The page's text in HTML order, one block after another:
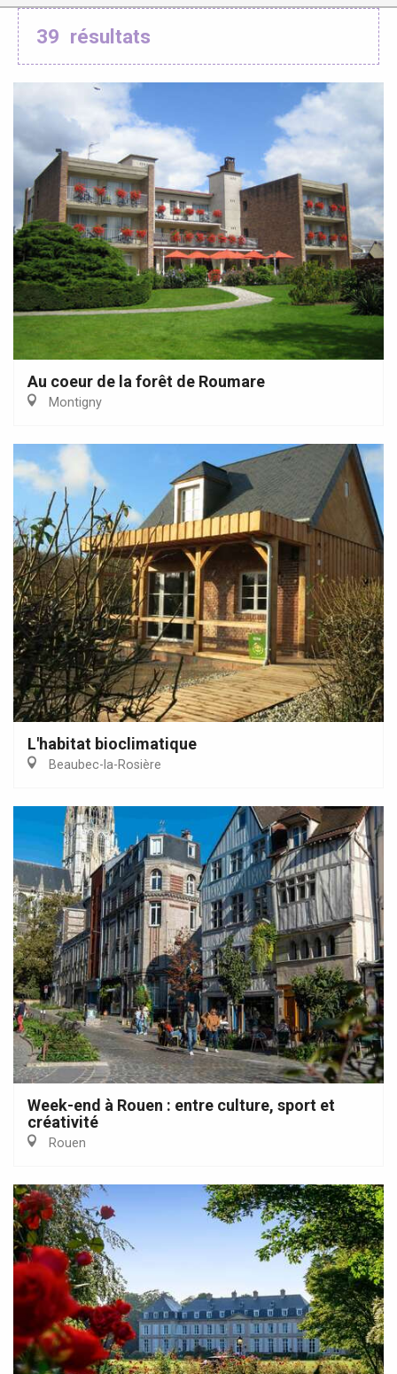
39 résultats
Au coeur de la forêt de Roumare
Montigny
L'habitat bioclimatique
Beaubec-la-Rosière
Week-end à Rouen : entre culture, sport et
créativité
Rouen